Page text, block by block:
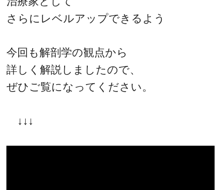
さらにレベルアップできるよう
今回も解剖学の観点から
詳しく解説しましたので、
ぜひご覧になってください。
↓↓↓